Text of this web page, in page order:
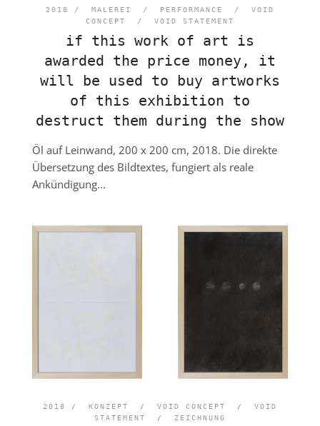
2018 / MALEREI / PERFORMANCE / VOID
CONCEPT
/ VOID STATEMENT
if this work of art is
awarded the price money, it
will be used to buy artworks
of this exhibition to
destruct them during the show
Öl auf Leinwand, 200 x 200 cm, 2018. Die direkte
Übersetzung des Bildtextes, fungiert als reale
Ankündigung...
2018 / KONZEPT / VOID CONCEPT / VOID
STATEMENT
/ ZEICHNUNG